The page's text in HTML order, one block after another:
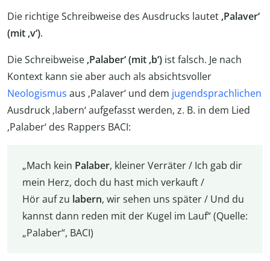
Die richtige Schreibweise des Ausdrucks lautet ‚Palaver‘
(mit ‚v‘).
Die Schreibweise ‚Palaber‘ (mit ‚b‘) ist falsch. Je nach
Kontext kann sie aber auch als absichtsvoller
Neologismus aus ‚Palaver‘ und dem jugendsprachlichen
Ausdruck ‚labern‘ aufgefasst werden, z. B. in dem Lied
‚Palaber‘ des Rappers BACI:
„Mach kein Palaber, kleiner Verräter / Ich gab dir
mein Herz, doch du hast mich verkauft /
Hör auf zu labern, wir sehen uns später / Und du
kannst dann reden mit der Kugel im Lauf“ (Quelle:
„Palaber“, BACI)